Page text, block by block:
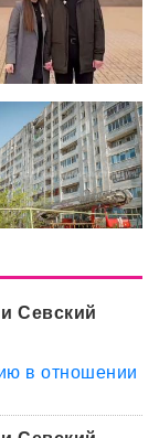
Севский
в отношении